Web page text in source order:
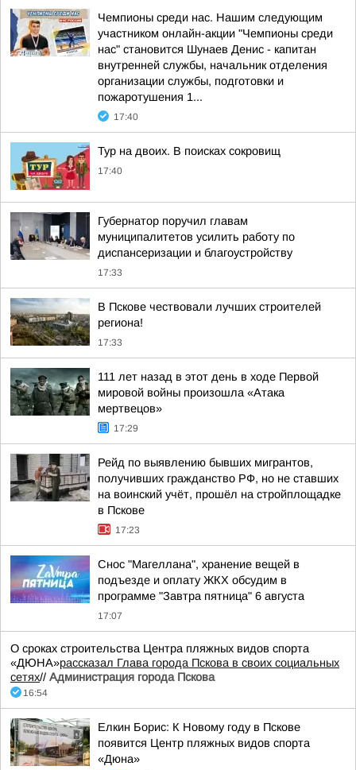
Чемпионы среди нас. Нашим следующим
участником онлайн-акции "Чемпионы среди
нас" становится Шунаев Денис - капитан
внутренней службы, начальник отделения
организации службы, подготовки и
пожаротушения 1...
17:40
Тур на двоих. В поисках сокровищ
17:40
Губернатор поручил главам
муниципалитетов усилить работу по
диспансеризации и благоустройству
17:33
В Пскове чествовали лучших строителей
региона!
17:33
111 лет назад в этот день в ходе Первой
мировой войны произошла «Атака
мертвецов»
17:29
Рейд по выявлению бывших мигрантов,
получивших гражданство РФ, но не ставших
на воинский учёт, прошёл на стройплощадке
в Пскове
17:23
Снос "Магеллана", хранение вещей в
подъезде и оплату ЖКХ обсудим в
программе "Завтра пятница" 6 августа
17:07
О сроках строительства Центра пляжных видов спорта
«ДЮНА»рассказал Глава города Пскова в своих социальных
сетях// Администрация города Пскова
16:54
Елкин Борис: К Новому году в Пскове
появится Центр пляжных видов спорта
«Дюна»